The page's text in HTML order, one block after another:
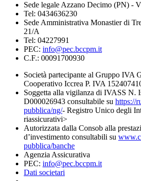
Sede legale Azzano Decimo (PN) -
Tel: 0434636230
Sede Amministrativa Monastier di
21/A
Tel: 04227991
PEC: info@pec.bccpm.it
C.F.: 00091700930
Società partecipante al Gruppo IVA
Cooperativo Iccrea P. IVA
Soggetta alla vigilanza di IVASS N.
D000026943 consultabile su https://
pubblica/ng/- Registro Unico degli
riassicurativi>
Autorizzata dalla Consob alla
d’investimento consultabili su
pubblica/banche
Agenzia Assicurativa
PEC: info@pec.bccpm.it
Dati societari